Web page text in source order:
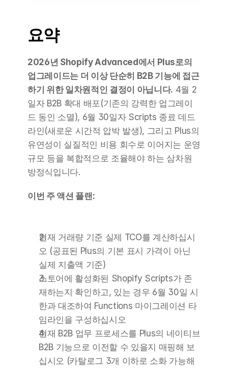
요약
2026년 Shopify Advanced에서 Plus로의
업그레이드는 더 이상 단순히 B2B 기능에 접근
하기 위한 일차원적인 결정이 아닙니다. 4월 2
일자 B2B 확대 배포(기존의 강력한 업그레이
드 동인 소멸), 6월 30일자 Scripts 종료 데드
라인(새로운 시간적 압박 발생), 그리고 Plus의
유연성이 실질적인 비용 회수로 이어지는 운영
규모 등을 복합적으로 조율해야 하는 삼차원
방정식입니다.
이번 주 액션 플랜:
현재 거래량 기준 실제 TCO를 계산하십시
오 (공표된 Plus의 기본 표시 가격이 아닌
실제 지출액 기준)
스토어에 활성화된 Shopify Scripts가 존
재하는지 확인하고, 있는 경우 6월 30일 시
한과 대조하여 Functions 마이그레이션 타
임라인을 구성하십시오
현재 B2B 업무 프로세스를 Plus의 네이티브
B2B 기능으로 이전할 수 있을지 매핑해 보
십시오 (카탈로그 3개 이하로 소화 가능해